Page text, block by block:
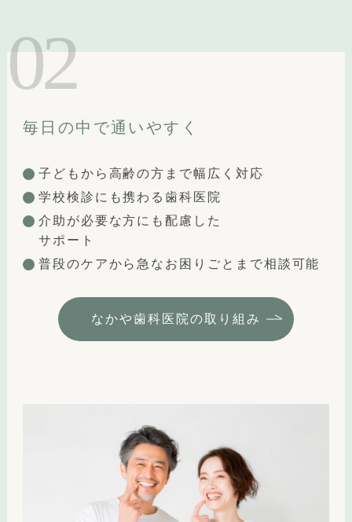
毎日の中で通いやすく
子どもから高齢の方まで幅広く対応
学校検診にも携わる歯科医院
介助が必要な方にも配慮した
サポート
普段のケアから急なお困りごとまで相談可能
なかや歯科医院の取り組み